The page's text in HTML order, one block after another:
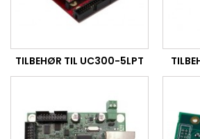
TILBEHØR TIL UC300-5LPT